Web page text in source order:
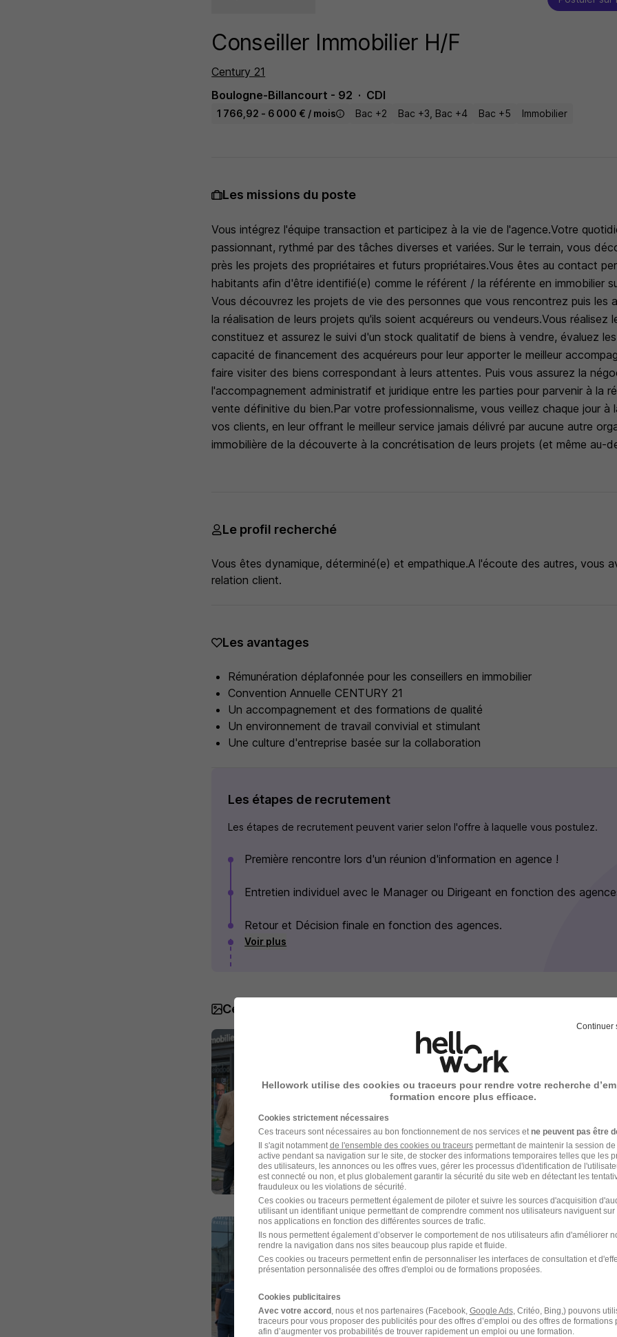
Conseiller Immobilier H/F
Century 21
Boulogne-Billancourt - 92
CDI
1 766,92 - 6 000 € / mois Bac +2 Bac +3, Bac +4 Bac +5 Immobilier
Les missions du poste
Vous intégrez l'équipe transaction et participez à la vie de l'agence.Votre
passionnant, rythmé par des tâches diverses et variées. Sur le terrain, vous
près les projets des propriétaires et futurs propriétaires.Vous êtes au contact
habitants afin d'être identifié(e) comme le référent / la référente en immobilier
Vous découvrez les projets de vie des personnes que vous rencontrez puis les
la réalisation de leurs projets qu'ils soient acquéreurs ou vendeurs.Vous réalisez
constituez et assurez le suivi d'un stock qualitatif de biens à vendre, évaluez
capacité de financement des acquéreurs pour leur apporter le meilleur
faire visiter des biens correspondant à leurs attentes. Puis vous assurez la
l'accompagnement administratif et juridique entre les parties pour parvenir à la
vente définitive du bien.Par votre professionnalisme, vous veillez chaque jour à
vos clients, en leur offrant le meilleur service jamais délivré par aucune autre
immobilière de la découverte à la concrétisation de leurs projets (et même au-
Le profil recherché
Vous êtes dynamique, déterminé(e) et empathique.A l'écoute des autres, vous
relation client.
Les avantages
Rémunération déplafonnée pour les conseillers en immobilier
Convention Annuelle CENTURY 21
Un accompagnement et des formations de qualité
Un environnement de travail convivial et stimulant
Une culture d'entreprise basée sur la collaboration
Les étapes de recrutement
Les étapes de recrutement peuvent varier selon l'offre à laquelle vous postulez.
Première rencontre lors d'un réunion d'information en agence !
Entretien individuel avec le Manager ou Dirigeant en fonction des
Retour et Décision finale en fonction des agences.
Voir plus
Century 21 en images
Continuer
Hellowork utilise des cookies ou traceurs pour rendre votre recherche
formation encore plus efficace.
Cookies strictement nécessaires
Ces traceurs sont nécessaires au bon fonctionnement de nos services et ne peuvent pas être
Il s'agit notamment de l'ensemble des cookies ou traceurspermettant de maintenir la session
active pendant sa navigation sur le site, de stocker des informations temporaires telles que les
des utilisateurs, les annonces ou les offres vues, gérer les processus d'identification de
est connecté ou non, et plus globalement garantir la sécurité du site web en détectant les
frauduleux ou les violations de sécurité.
Ces cookies ou traceurs permettent également de piloter et suivre les sources d'acquisition
utilisant un identifiant unique permettant de comprendre comment nos utilisateurs naviguent sur
nos applications en fonction des différentes sources de trafic.
Ils nous permettent également d’observer le comportement de nos utilisateurs afin d'améliorer
rendre la navigation dans nos sites beaucoup plus rapide et fluide.
Ces cookies ou traceurs permettent enfin de personnaliser les interfaces de consultation et
présentation personnalisée des offres d'emploi ou de formations proposées.
Cookies publicitaires
Avec votre accord, nous et nos partenaires (Facebook, Google Ads, Critéo, Bing,) pouvons
traceurs pour vous proposer des publicités pour des offres d’emploi ou des offres de formations
afin d’augmenter vos probabilités de trouver rapidement un emploi ou une formation.